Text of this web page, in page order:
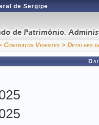
de Sergipe
Contratos Vigentes > Detalhes